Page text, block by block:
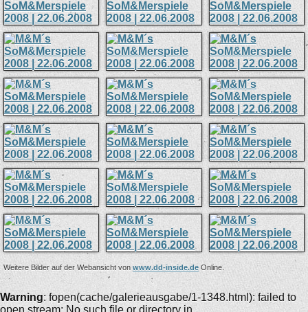
Weitere Bilder auf der Webansicht vonwww.dd-inside.de Online.
Warning: fopen(cache/galerieausgabe/1-1348.html): failed to
open stream: No such file or directory in